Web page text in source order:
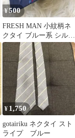
¥500
FRESH MAN 小紋柄ネ
クタイ ブルー系 シルク
100%
¥ 1,750
gotairiku ネクタイ スト
ライプ ブルー